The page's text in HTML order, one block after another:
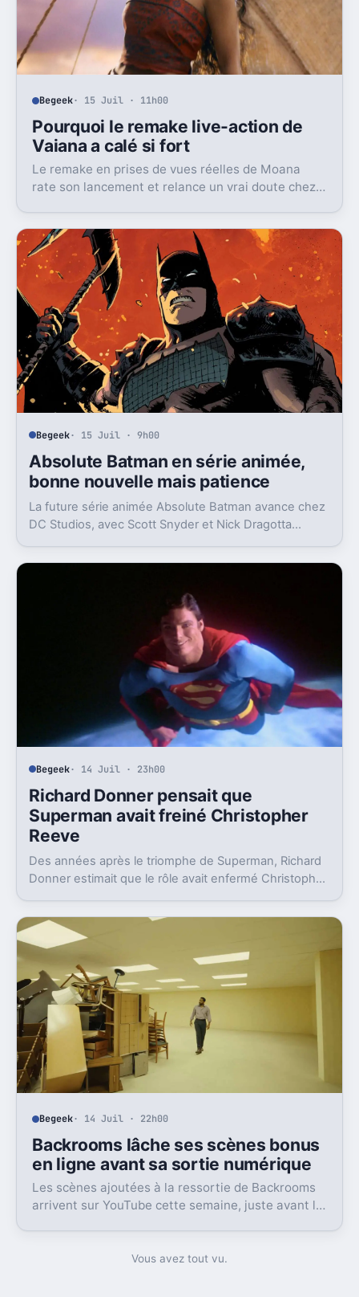
Begeek· 15 Juil · 11h00
Pourquoi le remake live-action de
Vaiana a calé si fort
Le remake en prises de vues réelles de Moana
rate son lancement et relance un vrai doute chez
Begeek· 15 Juil · 9h00
Absolute Batman en série animée,
bonne nouvelle mais patience
La future série animée Absolute Batman avance chez
DC Studios, avec Scott Snyder et Nick Dragotta
demain.
Begeek· 14 Juil · 23h00
Richard Donner pensait que
Superman avait freiné Christopher
Reeve
Des années après le triomphe de Superman, Richard
Donner estimait que le rôle avait enfermé Christopher
sortir.
Begeek· 14 Juil · 22h00
Backrooms lâche ses scènes bonus
en ligne avant sa sortie numérique
Les scènes ajoutées à la ressortie de Backrooms
arrivent sur YouTube cette semaine, juste avant la